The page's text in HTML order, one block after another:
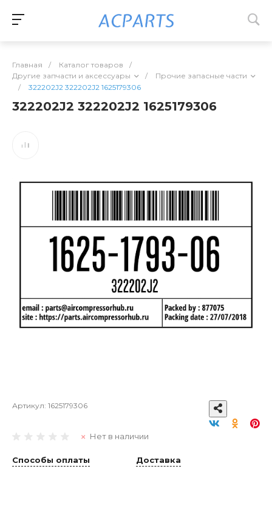
Главная / Каталог товаров
/
Другие запчасти и аксессуары
/
Прочие запасные части
/
322202J2 322202J2 1625179306
322202J2 322202J2 1625179306
Артикул: 1625179306
Нет в наличии
Способы оплаты Доставка